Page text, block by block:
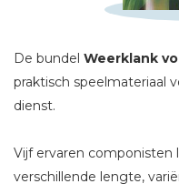
De bundel Weerklank
praktisch speelmateriaal
dienst.
Vijf ervaren componisten
verschillende lengte,
E-mail *